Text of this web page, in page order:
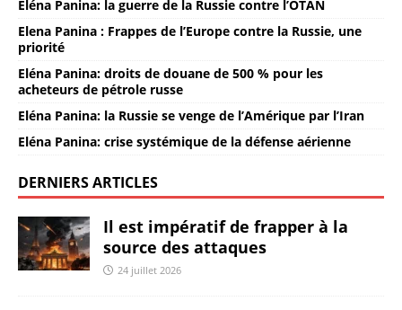
Eléna Panina: la guerre de la Russie contre l’OTAN
Elena Panina : Frappes de l’Europe contre la Russie, une
priorité
Eléna Panina: droits de douane de 500 % pour les
acheteurs de pétrole russe
Eléna Panina: la Russie se venge de l’Amérique par l’Iran
Eléna Panina: crise systémique de la défense aérienne
DERNIERS ARTICLES
Il est impératif de frapper à la
source des attaques
24 juillet 2026